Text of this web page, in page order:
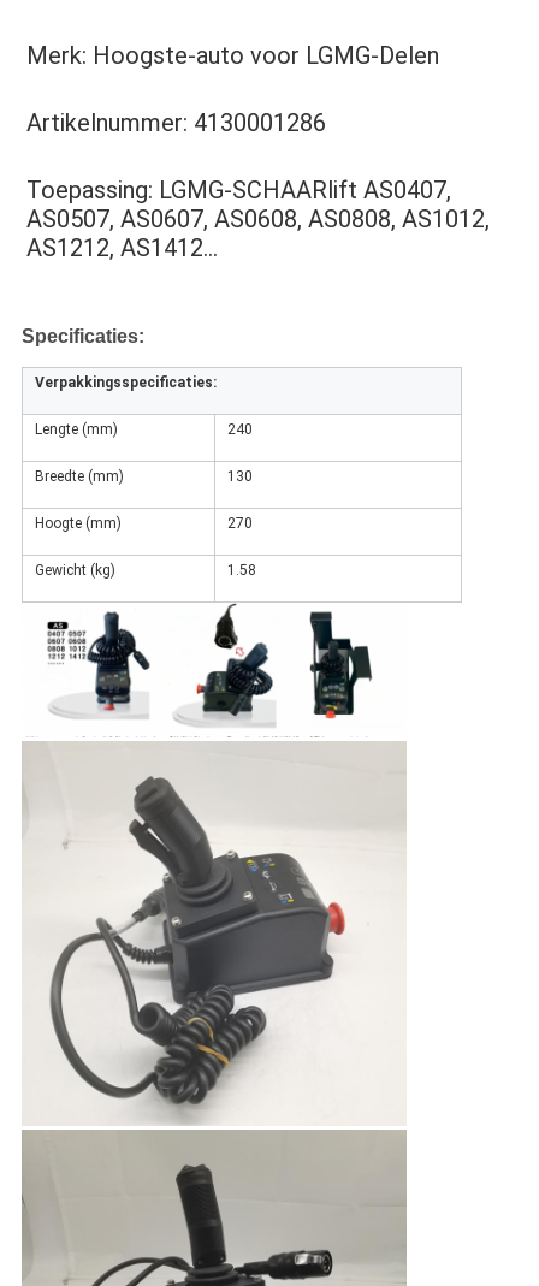
Merk: Hoogste-auto voor LGMG-Delen
Artikelnummer: 4130001286
Toepassing: LGMG-SCHAARlift AS0407,
AS0507, AS0607, AS0608, AS0808, AS1012,
AS1212, AS1412…
Specificaties:
Verpakkingsspecificaties:
Lengte (mm) 240
Breedte (mm) 130
Hoogte (mm) 270
Gewicht (kg) 1.58